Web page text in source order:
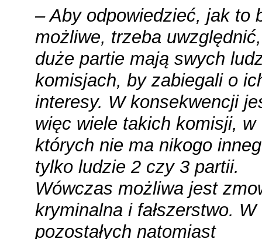
– Aby odpowiedzieć, jak to
możliwe, trzeba
duże partie mają swych
komisjach, by zabiegali o
interesy. W konsekwencji
więc wiele takich komisji, w
których nie ma nikogo
tylko ludzie 2 czy 3 partii.
Wówczas możliwa jest
kryminalna i fałszerstwo. W
pozostałych natomiast